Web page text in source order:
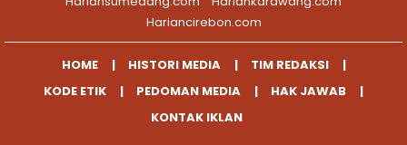
Hariancirebon.com
HOME HISTORI MEDIA
TIM REDAKSI
KODE ETIK
PEDOMAN MEDIA
HAK JAWAB
KONTAK IKLAN